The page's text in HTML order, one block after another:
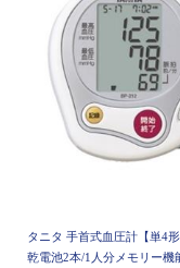
タニタ 手首式血圧計【単4
乾電池2本/1人分メモリー機